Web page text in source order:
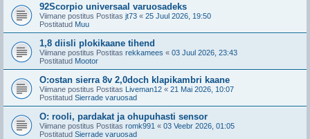
92Scorpio universaal varuosadeks
Viimane postitus Postitas jt73 « 25 Juul 2026, 19:50
Postitatud Muu
1,8 diisli plokikaane tihend
Viimane postitus Postitas rekkamees « 03 Juul 2026, 23:43
Postitatud Mootor
O:ostan sierra 8v 2,0doch klapikambri kaane
Viimane postitus Postitas Liveman12 « 21 Mai 2026, 10:07
Postitatud Sierrade varuosad
O: rooli, pardakat ja ohupuhasti sensor
Viimane postitus Postitas romk991 « 03 Veebr 2026, 01:05
Postitatud Sierrade varuosad